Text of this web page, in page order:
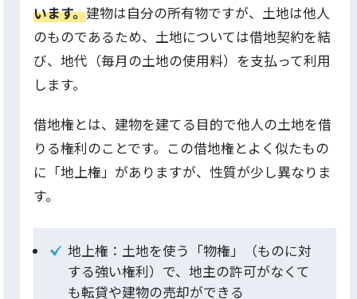
います。建物は自分の所有物ですが、土地は他人
のものであるため、土地については借地契約を結
び、地代（毎月の土地の使用料）を支払って利用
します。
借地権とは、建物を建てる目的で他人の土地を借
りる権利のことです。この借地権とよく似たもの
に「地上権」がありますが、性質が少し異なりま
す。
地上権：土地を使う「物権」（ものに対
する強い権利）で、地主の許可がなくて
も転貸や建物の売却ができる